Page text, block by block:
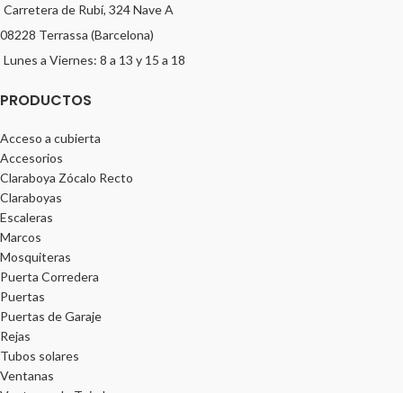
Carretera de Rubí, 324 Nave A
08228 Terrassa (Barcelona)
Lunes a Viernes: 8 a 13 y 15 a 18
PRODUCTOS
Acceso a cubierta
Accesorios
Claraboya Zócalo Recto
Claraboyas
Escaleras
Marcos
Mosquiteras
Puerta Corredera
Puertas
Puertas de Garaje
Rejas
Tubos solares
Ventanas